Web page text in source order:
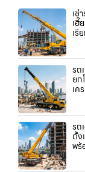
เช่
เฮี๊
เรี
รถ
ยก
เค
รถ
ตั้ง
พร้